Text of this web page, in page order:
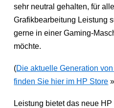
sehr neutral gehalten, für
Grafikbearbeitung Leistung
gerne in einer Gaming-
möchte.
(Die aktuelle Generation
finden Sie hier im HP Store
Leistung bietet das neue